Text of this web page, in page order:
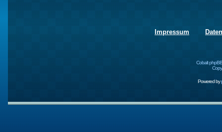
Impressum
Cobalt
Powered by